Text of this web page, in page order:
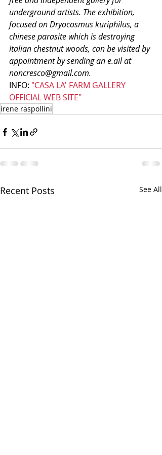
underground artists. The exhibition,
focused on Dryocosmus kuriphilus, a
chinese parasite which is destroying
Italian chestnut woods, can be visited by
appointment by sending an e.ail at
noncresco@gmail.com.
INFO: "CASA LA' FARM GALLERY
OFFICIAL WEB SITE"
irene raspollini
Recent Posts See All